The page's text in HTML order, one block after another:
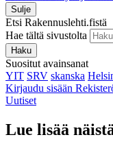
Sulje
Etsi Rakennuslehti.fistä
Hae tältä sivustolta
Haku
Suositut avainsanat
YIT SRV skanska
Kirjaudu sisään
Uutiset
Lue lisää